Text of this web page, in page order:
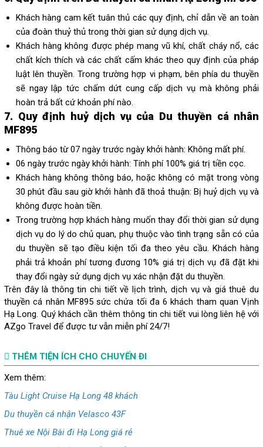
Khách hàng cam kết tuân thủ các quy định, chỉ dẫn về an toàn
của đoàn thuỷ thủ trong thời gian sử dụng dịch vụ.
Khách hàng không được phép mang vũ khí, chất cháy nổ, các
chất kích thích và các chất cấm khác theo quy định của pháp
luật lên thuyền. Trong trường hợp vi phạm, bên phía du thuyền
sẽ ngay lập tức chấm dứt cung cấp dịch vụ mà không phải
hoàn trả bất cứ khoản phí nào.
7. Quy định huỷ dịch vụ của Du thuyền cá nhân
MF895
Thông báo từ 07 ngày trước ngày khởi hành: Không mất phí.
06 ngày trước ngày khởi hành: Tính phí 100% giá trị tiền cọc.
Khách hàng không thông báo, hoặc không có mặt trong vòng
30 phút đầu sau giờ khởi hành đã thoả thuận: Bị huỷ dịch vụ và
không được hoàn tiền.
Trong trường hợp khách hàng muốn thay đổi thời gian sử dụng
dịch vụ do lý do chủ quan, phụ thuộc vào tình trạng sẵn có của
du thuyền sẽ tạo điều kiện tối đa theo yêu cầu. Khách hàng
phải trả khoản phí tương đương 10% giá trị dịch vụ đã đặt khi
thay đổi ngày sử dụng dịch vụ xác nhận đặt du thuyền.
Trên đây là thông tin chi tiết về lịch trình, dịch vụ và giá thuê du
thuyền cá nhân MF895 sức chứa tối đa 6 khách tham quan Vịnh
Hạ Long. Quý khách cần thêm thông tin chi tiết vui lòng liên hệ với
AZgo Travel để được tư vẫn miễn phí 24/7!
THÊM TIỆN ÍCH CHO CHUYẾN ĐI
Xem thêm:
Tàu Light Cruise Hạ Long 48 khách
Du thuyền cá nhận Velasco 43F
Thuê xe Nội Bài đi Hạ Long giá rẻ